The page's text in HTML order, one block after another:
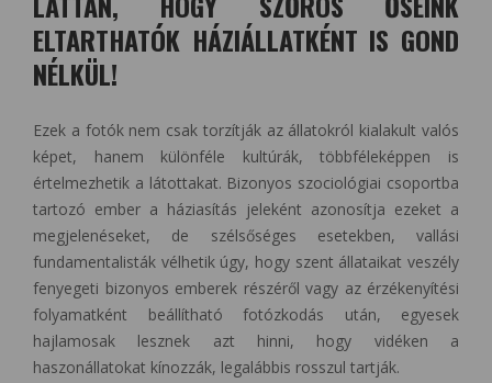
ELTARTHATÓK HÁZIÁLLATKÉNT IS GOND
NÉLKÜL!
Ezek a fotók nem csak torzítják az állatokról kialakult valós
képet, hanem különféle kultúrák, többféleképpen is
értelmezhetik a látottakat. Bizonyos szociológiai csoportba
tartozó ember a háziasítás jeleként azonosítja ezeket a
megjelenéseket, de szélsőséges esetekben, vallási
fundamentalisták vélhetik úgy, hogy szent állataikat veszély
fenyegeti bizonyos emberek részéről vagy az érzékenyítési
folyamatként beállítható fotózkodás után, egyesek
hajlamosak lesznek azt hinni, hogy vidéken a
haszonállatokat kínozzák, legalábbis rosszul tartják.